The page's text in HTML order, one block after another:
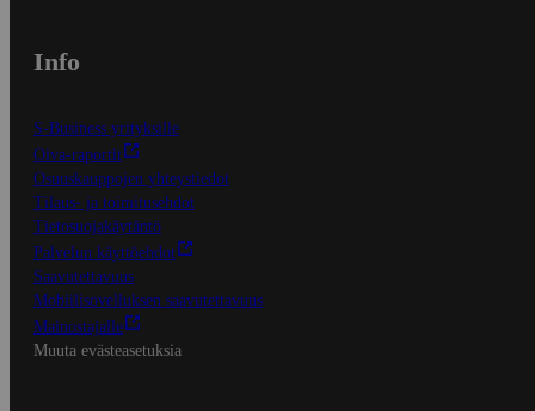
Info
S-Business yrityksille
Oiva-raportit
Osuuskauppojen yhteystiedot
Tilaus- ja toimitusehdot
Tietosuojakäytäntö
Palvelun käyttöehdot
Saavutettavuus
Mobiilisovelluksen saavutettavuus
Mainostajalle
Muuta evästeasetuksia